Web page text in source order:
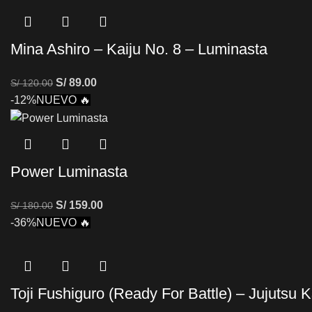
Mina Ashiro – Kaiju No. 8 – Luminasta
S/120.00 S/89.00
-12%NUEVO 🔥
Power Luminasta
S/180.00 S/159.00
-36%NUEVO 🔥
Toji Fushiguro (Ready For Battle) – Jujutsu